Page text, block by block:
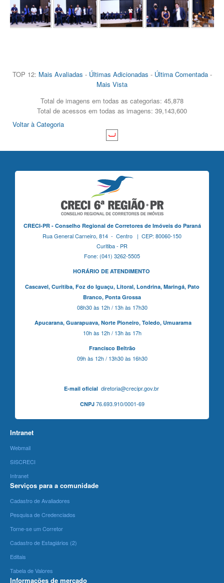
TOP 12: Mais Avaliadas - Últimas Adicionadas - Última Comentada-
Mais Vista
Total de imagens em todas as categorias: 45,878
Total de acessos em todas as imagens: 39,143,600
Voltar à Categoria
CRECI-PR - Conselho Regional de Corretores de Imóveis do Paraná
Rua General Carneiro, 814 - Centro | CEP: 80060-150
Curitiba - PR
Fone: (041) 3262-5505
HORÁRIO DE ATENDIMENTO
Cascavel, Curitiba,Foz do Iguaçu, Litoral, Londrina, Maringá, Pato
Branco, Ponta Grossa
08h30 às 12h / 13h às 17h30
Apucarana, Guarapuava, Norte Pioneiro, Toledo, Umuarama
10h às 12h / 13h às 17h
Francisco Beltrão
09h às 12h / 13h30 às 16h30
E-mail oficialdiretoria@crecipr.gov.br
CNPJ76.693.910/0001-69
Intranet
Webmail
SISCRECI
Intranet
Serviços para a comunidade
Cadastro de Avaliadores
Pesquisa de Credenciados
Torne-se um Corretor
Cadastro de Estagiários (2)
Editais
Tabela de Valores
Informações de mercado